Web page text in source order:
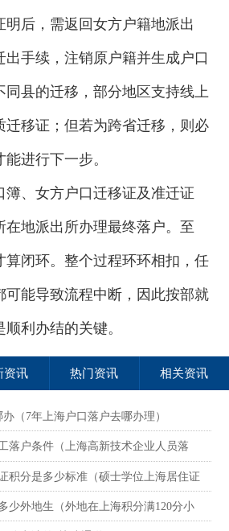
后，需返回女方户籍地派出
出手续，注销原户籍并生成户口
同县的迁移，部分地区支持线上
迁移证；但若为跨省迁移，则必
进行下一步。
、女方户口迁移证及准迁证
在地派出所办理最终落户。至
算闭环。整个过程环环相扣，任
可能导致流程中断，因此按部就
利办结的关键。
资讯 热门资讯 相关资讯
（7年上海户口落户去哪办理）
落户条件（上海高新技术企业人员落
积分是多少标准（硕士学位上海居住证
少外地生（外地在上海积分满120分小